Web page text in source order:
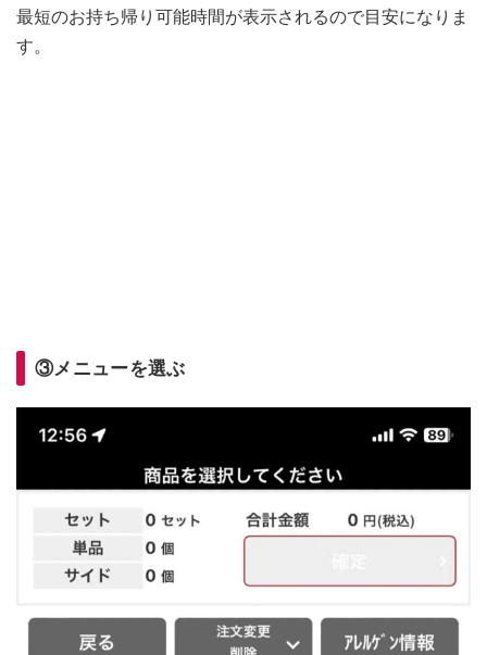
最短のお持ち帰り可能時間が表示されるので目安になりま
す。
③メニューを選ぶ